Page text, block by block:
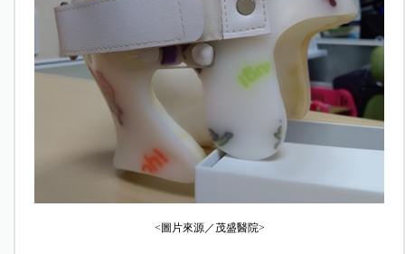
<圖片來源／茂盛醫院>